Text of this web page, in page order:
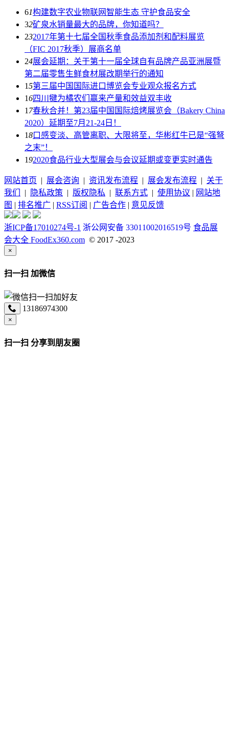
61构建数字农业物联网智能生态 守护食品安全
32矿泉水销量最大的品牌，你知道吗？
232017年第十七届全国秋季食品添加剂和配料展览
（FIC 2017秋季）展商名单
24展会延期：关于第十一届全球自有品牌产品亚洲展暨
第二届零售生鲜食材展改期举行的通知
15第三届中国国际进口博览会专业观众报名方式
16四川犍为橘农们赢来产量和效益双丰收
1 7春秋合并！第23届中国国际焙烤展览会（Bakery China
2020）延期至7月21-24日！
18口感变淡、高管离职、大限将至，华彬红牛已是“强弩
之末”！
192020食品行业大型展会与会议延期或变更实时通告
网站首页 | 展会咨询 | 资讯发布流程 | 展会发布流程 | 关于
我们
| 隐私政策 | 版权隐私 | 联系方式 | 使用协议 | 网站地
图 | 排名推广 | RSS订阅 | 广告合作 | 意见反馈
浙ICP备17010274号-1 浙公网安备 33011002016519号 食品展
会大全 FoodEx360.com © 2017 -2023
×
扫一扫 加微信
13186974300
×
扫一扫 分享到朋友圈